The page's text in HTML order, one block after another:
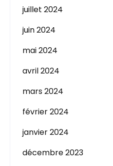
juillet 2024
juin 2024
mai 2024
avril 2024
mars 2024
février 2024
janvier 2024
décembre 2023